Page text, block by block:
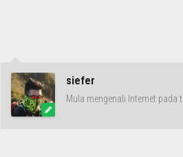
siefer
Mula mengenali Internet pada